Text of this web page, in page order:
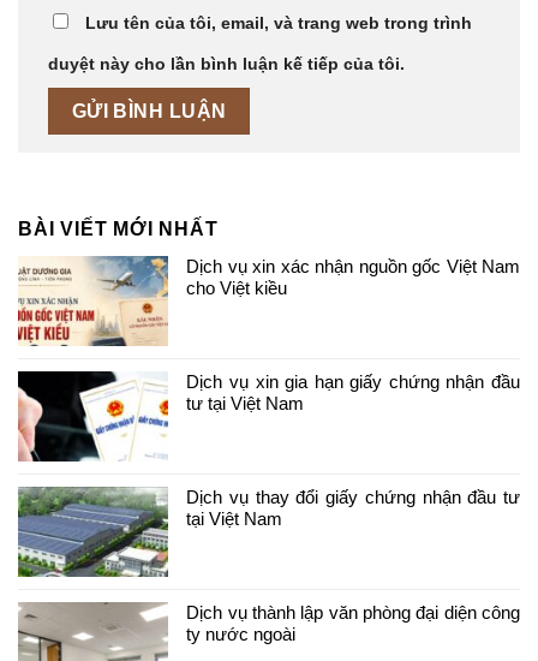
Lưu tên của tôi, email, và trang web trong trình
duyệt này cho lần bình luận kế tiếp của tôi.
BÀI VIẾT MỚI NHẤT
Dịch vụ xin xác nhận nguồn gốc Việt Nam
cho Việt kiều
Dịch vụ xin gia hạn giấy chứng nhận đầu
tư tại Việt Nam
Dịch vụ thay đổi giấy chứng nhận đầu tư
tại Việt Nam
Dịch vụ thành lập văn phòng đại diện công
ty nước ngoài